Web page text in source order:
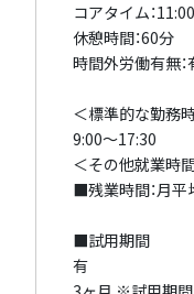
コアタイム：
休憩時間：60分
時間外労働有無：
＜標準的な勤務
9:00～17:30
＜その他就業時
■残業時間：月平
■試用期間
有